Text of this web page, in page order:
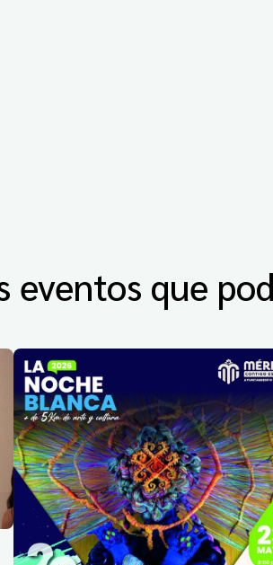
eventos que